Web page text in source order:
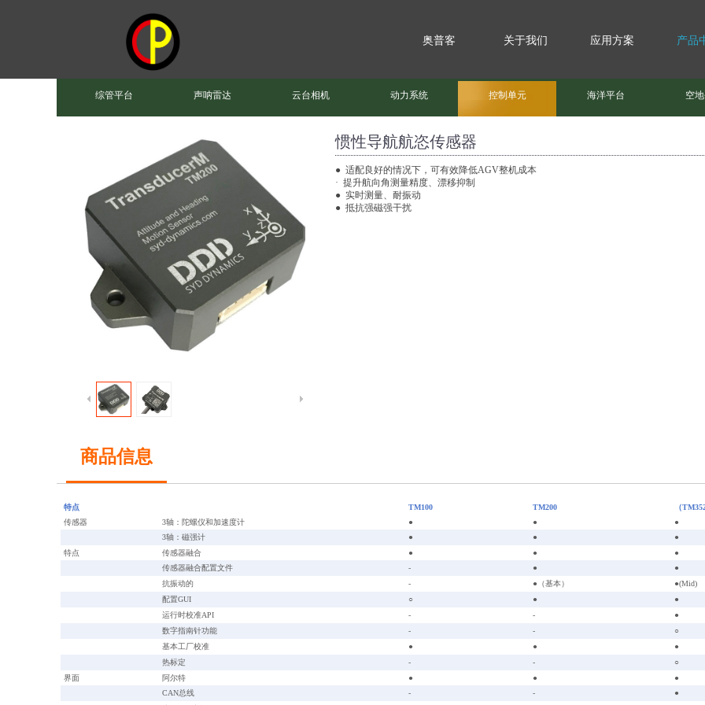
综管平台 声呐雷达 云台相机 动力系统 控制单元 海洋平台 空
惯性导航航恣传感器
● 适配良好的情况下，可有效降低AGV整机成本
· 提升航向角测量精度、漂移抑制
● 实时测量、耐振动
● 抵抗强磁强干扰
商品信息
特点 TM100 TM200 （
传感器
3轴：陀螺仪和加速度计 ● ● ●
3轴：磁强计
● ● ●
特点
传感器融合 ● ● ●
传感器融合配置文件
- ● ●
抗振动的
- ●（基本） ●(Mid)
配置GUI ○ ● ●
运行时校准API - - ●
数字指南针功能
- - ○
基本工厂校准
● ● ●
热标定
- - ○
界面
阿尔特 ● ● ●
CAN总线
- - ●
奥普客 关于我们 应用方案 产品